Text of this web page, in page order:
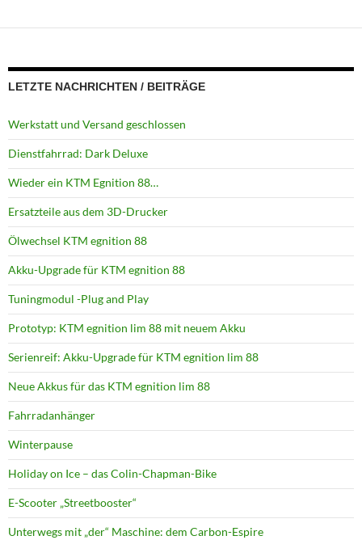
LETZTE NACHRICHTEN / BEITRÄGE
Werkstatt und Versand geschlossen
Dienstfahrrad: Dark Deluxe
Wieder ein KTM Egnition 88…
Ersatzteile aus dem 3D-Drucker
Ölwechsel KTM egnition 88
Akku-Upgrade für KTM egnition 88
Tuningmodul -Plug and Play
Prototyp: KTM egnition lim 88 mit neuem Akku
Serienreif: Akku-Upgrade für KTM egnition lim 88
Neue Akkus für das KTM egnition lim 88
Fahrradanhänger
Winterpause
Holiday on Ice – das Colin-Chapman-Bike
E-Scooter „Streetbooster“
Unterwegs mit „der“ Maschine: dem Carbon-Espire